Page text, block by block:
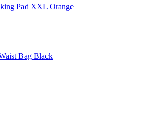
Pad XXL Orange